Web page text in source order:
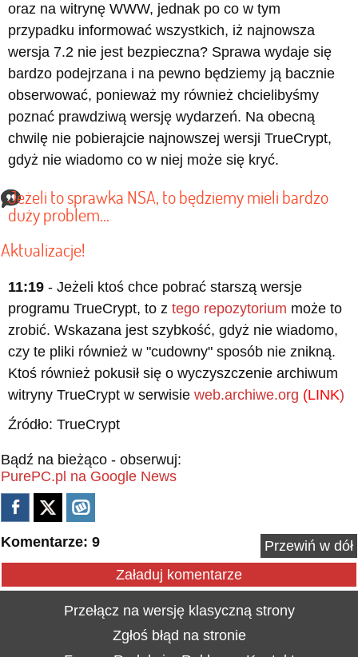
oraz na witrynę WWW, jednak po co w tym
przypadku informować wszystkich, iż najnowsza
wersja 7.2 nie jest bezpieczna? Sprawa wydaje się
bardzo podejrzana i na pewno będziemy ją bacznie
obserwować, ponieważ my również chcielibyśmy
poznać prawdziwą wersję wydarzeń. Na obecną
chwilę nie pobierajcie najnowszej wersji TrueCrypt,
gdyż nie wiadomo co w niej może się kryć.
Jeżeli to sprawka NSA, to będziemy mieli bardzo
duży problem...
Aktualizacje!
11:19 - Jeżeli ktoś chce pobrać starszą wersje
programu TrueCrypt, to z tego repozytorium może to
zrobić. Wskazana jest szybkość, gdyż nie wiadomo,
czy te pliki również w "cudowny" sposób nie znikną.
Ktoś również pokusił się o wyczyszczenie archiwum
witryny TrueCrypt w serwisie web.archiwe.org (LINK)
Źródło: TrueCrypt
Bądź na bieżąco - obserwuj:
PurePC.pl na Google News
Komentarze: 9
Przewiń w dół
Załaduj komentarze
Przełącz na wersję klasyczną strony
Zgłoś błąd na stronie